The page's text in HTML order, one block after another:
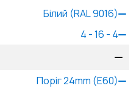
Білий (RAL 9016)
4 - 16 - 4
Поріг 24mm (E60)